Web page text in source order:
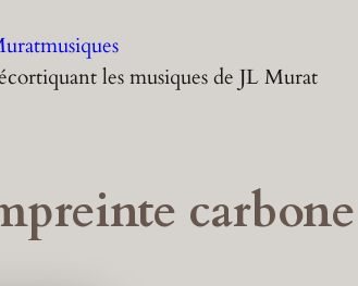
les musiques de JL Murat
carbone